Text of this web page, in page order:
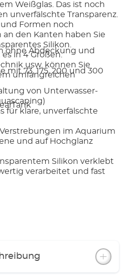
Weißglas. Das ist noch
unverfälschte Transparenz.
Formen noch
den Kanten haben Sie
Silikon.
es in 4 Größen.
usw. können Sie
umfangreichen
ohne Abdeckung und
mit 73, 175, 200 und 300
von Unterwasser-
für klare, unverfälschte
im Aquarium
und auf Hochglanz
Silikon verklebt
verarbeitet und fast
Programm zur